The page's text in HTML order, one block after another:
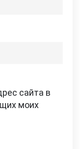
сайта в
моих